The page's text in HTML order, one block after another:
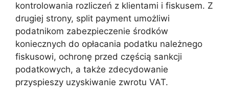
kontrolowania rozliczeń z klientami i fiskusem. Z
drugiej strony, split payment umożliwi
podatnikom zabezpieczenie środków
koniecznych do opłacania podatku należnego
fiskusowi, ochronę przed częścią sankcji
podatkowych, a także zdecydowanie
przyspieszy uzyskiwanie zwrotu VAT.